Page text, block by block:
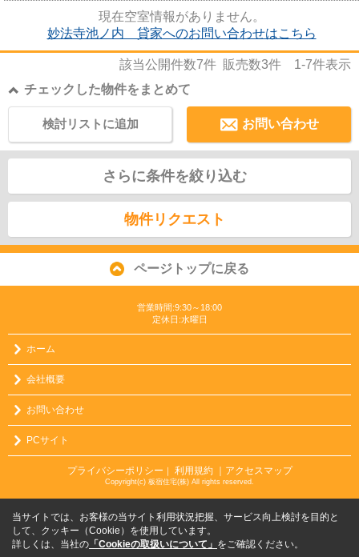
現在空室情報がありません。
妙法寺池ノ内 貸家へのお問い合わせはこちら
該当公開件数7件 販売数3件 1-7件表示
チェックした物件をまとめて
お問い合わせ
検討リストに追加
さらに条件を絞り込む
物件リクエスト
ページトップに戻る
営業時間:9:30～18:00
定休日:水曜日
ホーム
会社概要
お問い合わせ
PCサイト
プライバシーポリシー ｜ 利用規約 ｜アクセスマップ
Copyright(c) 板宿住宅(株) All rights reserved.
当サイトでは、お客様の当サイト利用状況把握、サービス向上検討を目的と
して、クッキー（Cookie）を使用しています。
詳しくは、当社の 「Cookieの取扱いについて」 をご確認ください。